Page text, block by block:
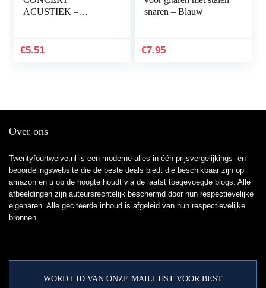
ACUSTIEK –
CLASSIC KAPO
€5.51
snaren – Blauw
€7.95
Over ons
Twentyfourtwelve.nl is een moderne alles-in-één prijsvergelijkings- en
beoordelingswebsite die de beste deals biedt die beschikbaar zijn op
amazon en u op de hoogte houdt via de laatst toegevoegde blogs. Alle
afbeeldingen zijn auteursrechtelijk beschermd door hun respectievelijke
eigenaren. Alle geciteerde inhoud is afgeleid van hun respectievelijke
bronnen.
WORD LID VAN ONZE MAILLIJST VOOR BEST